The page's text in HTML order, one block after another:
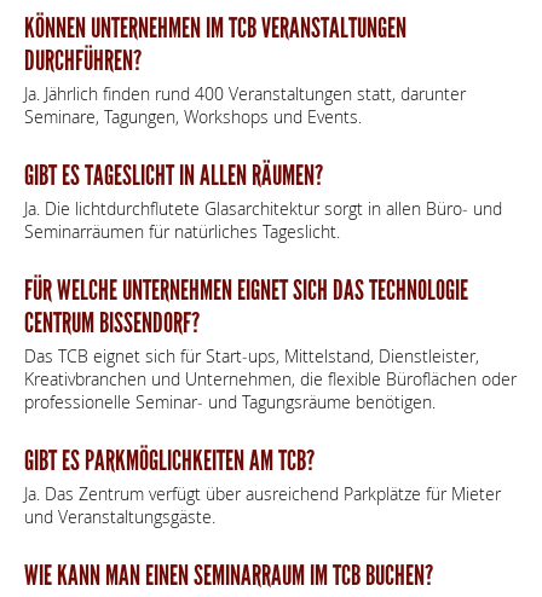
KÖNNEN UNTERNEHMEN IM TCB VERANSTALTUNGEN
DURCHFÜHREN?
Ja. Jährlich finden rund 400 Veranstaltungen statt, darunter
Seminare, Tagungen, Workshops und Events.
GIBT ES TAGESLICHT IN ALLEN RÄUMEN?
Ja. Die lichtdurchflutete Glasarchitektur sorgt in allen Büro‑ und
Seminarräumen für natürliches Tageslicht.
FÜR WELCHE UNTERNEHMEN EIGNET SICH DAS TECHNOLOGIE
CENTRUM BISSENDORF?
Das TCB eignet sich für Start‑ups, Mittelstand, Dienstleister,
Kreativbranchen und Unternehmen, die flexible Büroflächen oder
professionelle Seminar‑ und Tagungsräume benötigen.
GIBT ES PARKMÖGLICHKEITEN AM TCB?
Ja. Das Zentrum verfügt über ausreichend Parkplätze für Mieter
und Veranstaltungsgäste.
WIE KANN MAN EINEN SEMINARRAUM IM TCB BUCHEN?